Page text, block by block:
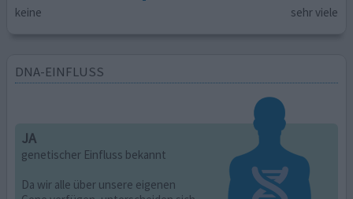
keine sehr viele
DNA-EINFLUSS
JA
genetischer Einfluss bekannt
Da wir alle über unsere eigenen